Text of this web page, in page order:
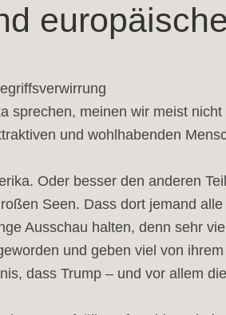
sprechen, meinen wir meist
und wohlhabenden
Oder besser den anderen
Seen. Dass dort jemand
Ausschau halten, denn sehr
und geben viel von
dass Trump – und vor allem